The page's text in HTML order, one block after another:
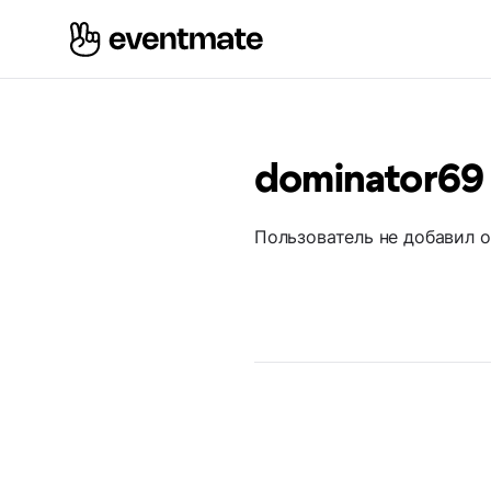
dominator69
Пользователь не добавил